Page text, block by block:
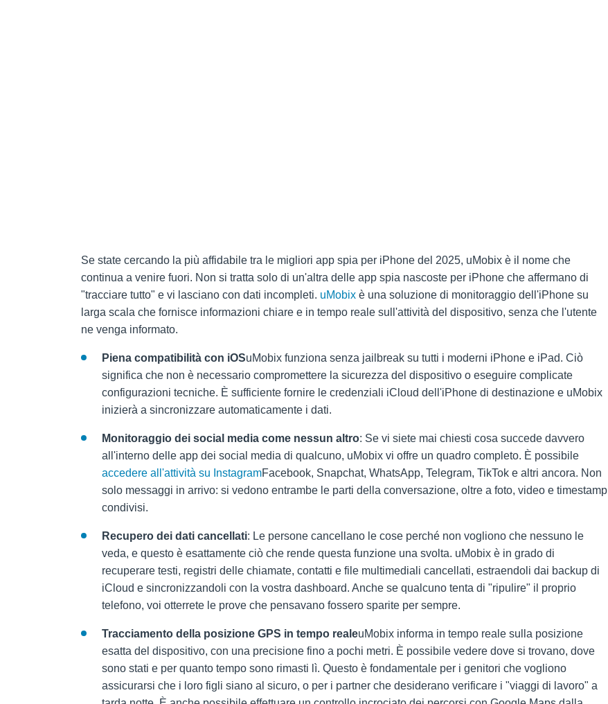
Se state cercando la più affidabile tra le migliori app spia per iPhone del 2025, uMobix è il nome che
continua a venire fuori. Non si tratta solo di un'altra delle app spia nascoste per iPhone che affermano di
"tracciare tutto" e vi lasciano con dati incompleti. uMobix è una soluzione di monitoraggio dell'iPhone su
larga scala che fornisce informazioni chiare e in tempo reale sull'attività del dispositivo, senza che l'utente
ne venga informato.
Piena compatibilità con iOSuMobix funziona senza jailbreak su tutti i moderni iPhone e iPad. Ciò
significa che non è necessario compromettere la sicurezza del dispositivo o eseguire complicate
configurazioni tecniche. È sufficiente fornire le credenziali iCloud dell'iPhone di destinazione e uMobix
inizierà a sincronizzare automaticamente i dati.
Monitoraggio dei social media come nessun altro: Se vi siete mai chiesti cosa succede davvero
all'interno delle app dei social media di qualcuno, uMobix vi offre un quadro completo. È possibile
accedere all'attività su InstagramFacebook, Snapchat, WhatsApp, Telegram, TikTok e altri ancora. Non
solo messaggi in arrivo: si vedono entrambe le parti della conversazione, oltre a foto, video e timestamp
condivisi.
Recupero dei dati cancellati: Le persone cancellano le cose perché non vogliono che nessuno le
veda, e questo è esattamente ciò che rende questa funzione una svolta. uMobix è in grado di
recuperare testi, registri delle chiamate, contatti e file multimediali cancellati, estraendoli dai backup di
iCloud e sincronizzandoli con la vostra dashboard. Anche se qualcuno tenta di "ripulire" il proprio
telefono, voi otterrete le prove che pensavano fossero sparite per sempre.
Tracciamento della posizione GPS in tempo realeuMobix informa in tempo reale sulla posizione
esatta del dispositivo, con una precisione fino a pochi metri. È possibile vedere dove si trovano, dove
sono stati e per quanto tempo sono rimasti lì. Questo è fondamentale per i genitori che vogliono
assicurarsi che i loro figli siano al sicuro, o per i partner che desiderano verificare i "viaggi di lavoro" a